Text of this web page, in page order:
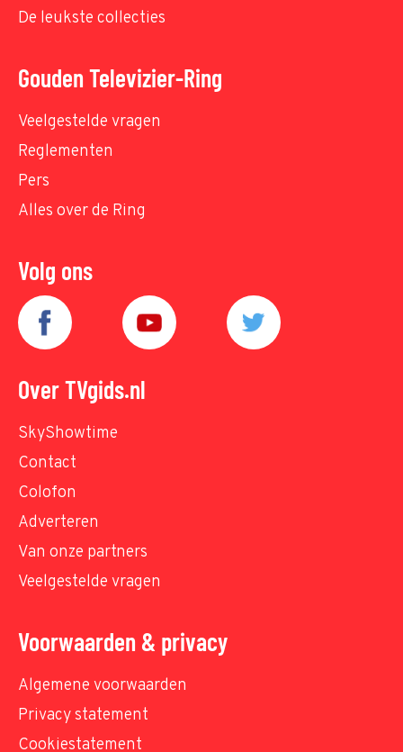
De leukste collecties
Gouden Televizier-Ring
Veelgestelde vragen
Reglementen
Pers
Alles over de Ring
Volg ons
Over TVgids.nl
SkyShowtime
Contact
Colofon
Adverteren
Van onze partners
Veelgestelde vragen
Voorwaarden & privacy
Algemene voorwaarden
Privacy statement
Cookiestatement